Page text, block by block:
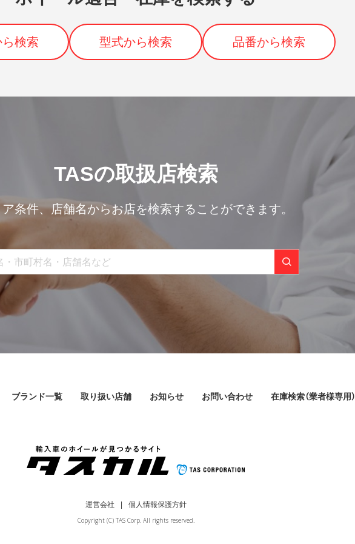
検索 型式から検索 品番から検索
TASの取扱店検索
条件、店舗名からお店を検索することができます。
ブランド一覧 取り扱い店舗 お知らせ お問い合わせ 在庫検索（業者様専用）
運営会社
個人情報保護方針
Copyright (C) TAS Corp. All rights reserved.